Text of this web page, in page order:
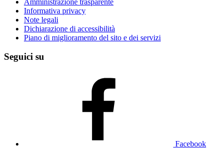
Informativa privacy
Note legali
Dichiarazione di accessibilità
Piano di miglioramento del sito e dei servizi
Seguici su
Facebook